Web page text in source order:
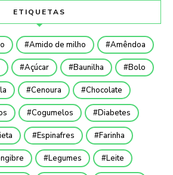
ETIQUETAS
Amido de milho Amêndoa
Açúcar Baunilha Bolo
Cenoura Chocolate
Cogumelos Diabetes
Espinafres Farinha
Legumes Leite